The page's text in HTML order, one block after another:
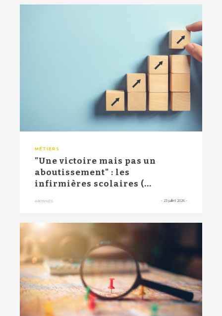
MÉTIERS
"Une victoire mais pas un
aboutissement" : les
infirmières scolaires (...
ABONNÉS - 23 juillet 2026 -